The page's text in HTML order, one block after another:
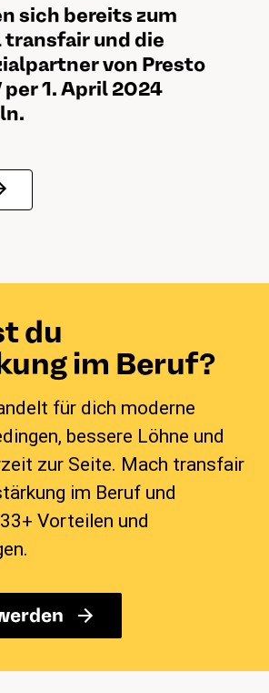
sich bereits zum
und die
von Presto
per 1. April 2024
du
im Beruf?
für dich moderne
bessere Löhne und
zur Seite. Mach transfair
im Beruf und
Vorteilen und